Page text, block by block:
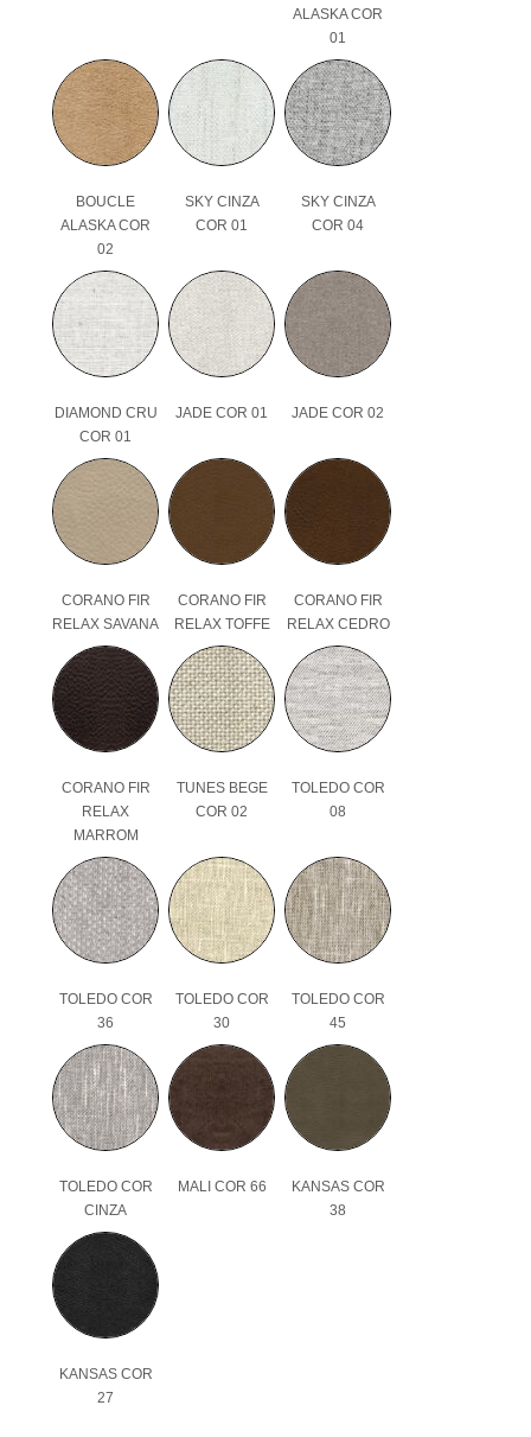
ALASKA COR
01
BOUCLE
ALASKA COR
02
SKY CINZA
COR 01
SKY CINZA
COR 04
DIAMOND CRU
COR 01
JADE COR 01 JADE COR 02
CORANO FIR
RELAX SAVANA
CORANO FIR
RELAX TOFFE
CORANO FIR
RELAX CEDRO
CORANO FIR
RELAX
MARROM
TUNES BEGE
COR 02
TOLEDO COR
08
TOLEDO COR
36
TOLEDO COR
30
TOLEDO COR
45
TOLEDO COR
CINZA
MALI COR 66
KANSAS COR
38
KANSAS COR
27